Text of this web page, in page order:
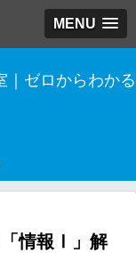
MENU
ゼロからわかる
「情報Ⅰ」解